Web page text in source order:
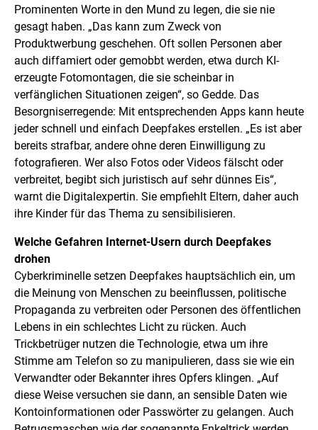
Prominenten Worte in den Mund zu legen, die sie nie
gesagt haben. „Das kann zum Zweck von
Produktwerbung geschehen. Oft sollen Personen aber
auch diffamiert oder gemobbt werden, etwa durch KI-
erzeugte Fotomontagen, die sie scheinbar in
verfänglichen Situationen zeigen“, so Gedde. Das
Besorgniserregende: Mit entsprechenden Apps kann heute
jeder schnell und einfach Deepfakes erstellen. „Es ist aber
bereits strafbar, andere ohne deren Einwilligung zu
fotografieren. Wer also Fotos oder Videos fälscht oder
verbreitet, begibt sich juristisch auf sehr dünnes Eis“,
warnt die Digitalexpertin. Sie empfiehlt Eltern, daher auch
ihre Kinder für das Thema zu sensibilisieren.
Welche Gefahren Internet-Usern durch Deepfakes
drohen
Cyberkriminelle setzen Deepfakes hauptsächlich ein, um
die Meinung von Menschen zu beeinflussen, politische
Propaganda zu verbreiten oder Personen des öffentlichen
Lebens in ein schlechtes Licht zu rücken. Auch
Trickbetrüger nutzen die Technologie, etwa um ihre
Stimme am Telefon so zu manipulieren, dass sie wie ein
Verwandter oder Bekannter ihres Opfers klingen. „Auf
diese Weise versuchen sie dann, an sensible Daten wie
Kontoinformationen oder Passwörter zu gelangen. Auch